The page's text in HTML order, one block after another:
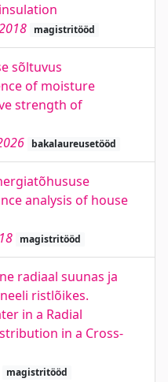
magistritööd
sõltuvus
of moisture
strength of
bakalaureusetööd
analysis of house
magistritööd
radiaal suunas ja
ristlõikes.
in a Radial
in a Cross-
magistritööd